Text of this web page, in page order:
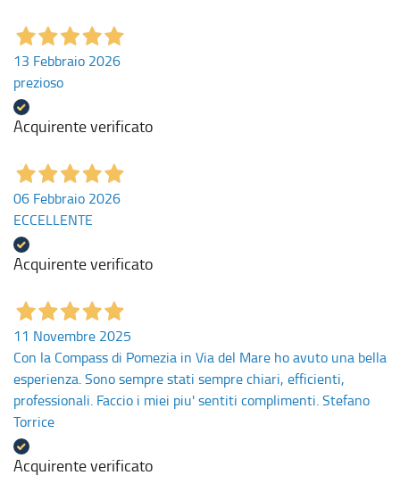
13 Febbraio 2026
prezioso
Acquirente verificato
06 Febbraio 2026
ECCELLENTE
Acquirente verificato
11 Novembre 2025
Con la Compass di Pomezia in Via del Mare ho avuto una bella
esperienza. Sono sempre stati sempre chiari, efficienti,
professionali. Faccio i miei piu' sentiti complimenti. Stefano
Torrice
Acquirente verificato